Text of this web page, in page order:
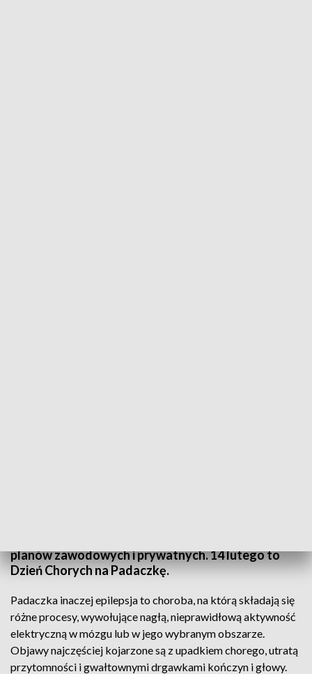
planów zawodowych i prywatnych. 14 lutego to
Dzień Chorych na Padaczkę.
Padaczka inaczej epilepsja to choroba, na którą składają się
różne procesy, wywołujące nagłą, nieprawidłową aktywność
elektryczną w mózgu lub w jego wybranym obszarze.
Objawy najczęściej kojarzone są z upadkiem chorego, utratą
przytomności i gwałtownymi drgawkami kończyn i głowy.